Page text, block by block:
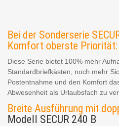
Bei der Sonderserie
Komfort oberste Priorität:
Diese Serie bietet 100% mehr
Standardbriefkästen, noch mehr
Postentnahme und den Komfort
Abwesenheit als Urlaubsfach zu
Breite Ausführung mit
Modell SECUR 240 B